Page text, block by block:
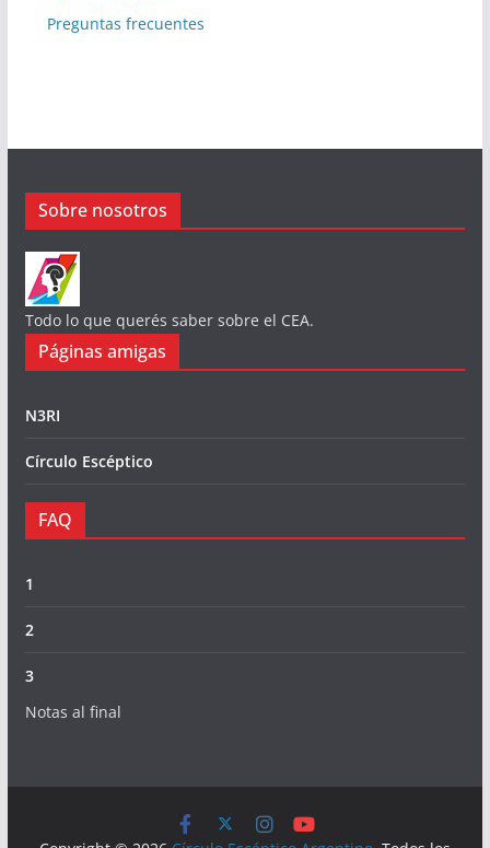
Preguntas frecuentes
Sobre nosotros
Todo lo que querés saber sobre el CEA.
Páginas amigas
N3RI
Círculo Escéptico
FAQ
1
2
3
Notas al final